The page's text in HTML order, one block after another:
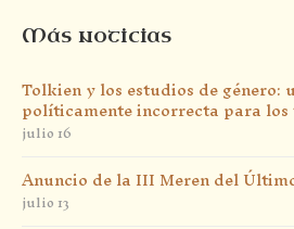
Más noticias
Tolkien y los estudios de género:
políticamente incorrecta para
julio 16
Anuncio de la III Meren del
julio 13